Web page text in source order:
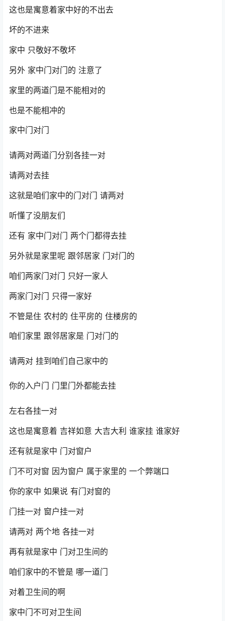
这也是寓意着家中好的不出去
坏的不进来
家中 只敬好不敬坏
另外 家中门对门的 注意了
家里的两道门是不能相对的
也是不能相冲的
家中门对门
请两对两道门分别各挂一对
请两对去挂
这就是咱们家中的门对门 请两对
听懂了没朋友们
还有 家中门对门 两个门都得去挂
另外就是家里呢 跟邻居家 门对门的
咱们两家门对门 只好一家人
两家门对门 只得一家好
不管是住 农村的 住平房的 住楼房的
咱们家里 跟邻居家是 门对门的
请两对 挂到咱们自己家中的
你的入户门 门里门外都能去挂
左右各挂一对
这也是寓意着 吉祥如意 大吉大利 谁家挂 谁家好
还有就是家中 门对窗户
门不可对窗 因为窗户 属于家里的 一个弊端口
你的家中 如果说 有门对窗的
门挂一对 窗户挂一对
请两对 两个地 各挂一对
再有就是家中 门对卫生间的
咱们家中的不管是 哪一道门
对着卫生间的啊
家中门不可对卫生间